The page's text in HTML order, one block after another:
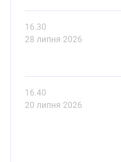
16.30
28 липня 2026
16.40
20 липня 2026